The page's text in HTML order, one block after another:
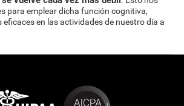
para emplear dicha función cognitiva,
eficaces en las actividades de nuestro día a